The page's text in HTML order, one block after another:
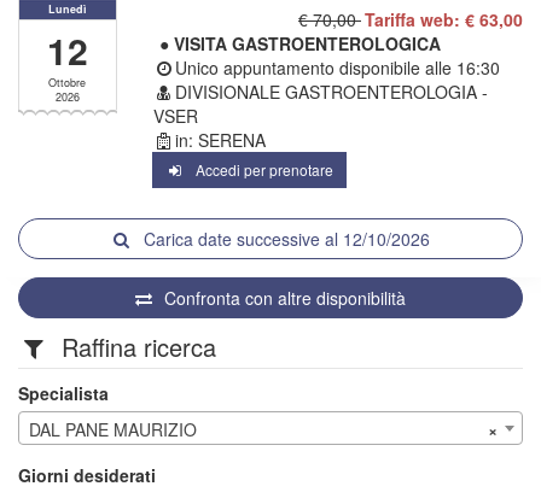
Lunedì
12
Ottobre
2026
€ 70,00Tariffa web: € 63,00
● VISITA GASTROENTEROLOGICA
Unico appuntamento disponibile alle 16:30
DIVISIONALE GASTROENTEROLOGIA -
VSER
in: SERENA
Accedi per prenotare
Carica date successive al 12/10/2026
Confronta con altre disponibilità
Raffina ricerca
Specialista
×
DAL PANE MAURIZIO
Giorni desiderati